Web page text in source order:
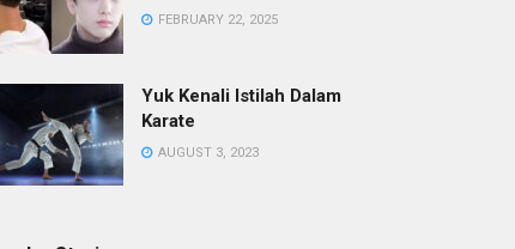
FEBRUARY 22, 2025
Yuk Kenali Istilah Dalam
Karate
AUGUST 3, 2023